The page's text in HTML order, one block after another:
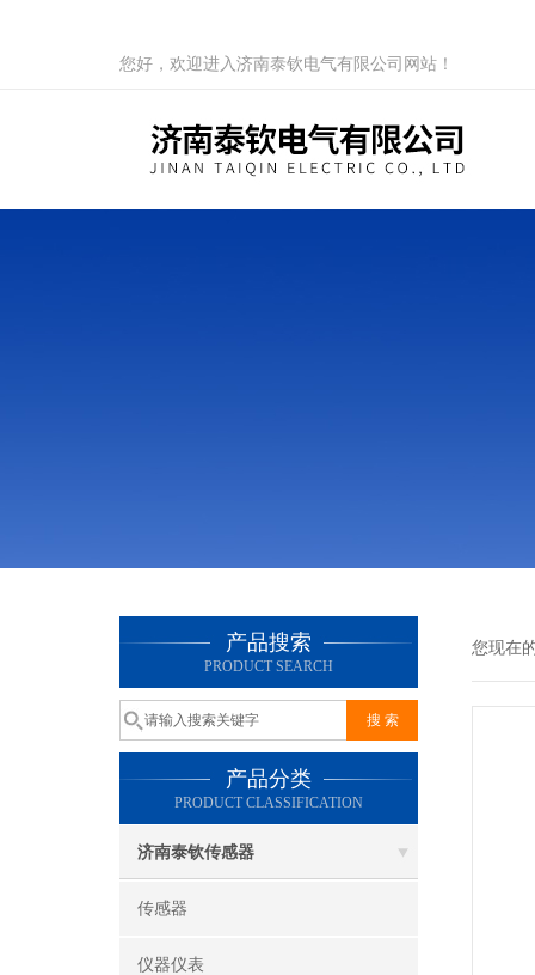
您好，欢迎进入济南泰钦电气有限公司网站！
产品搜索
PRODUCT SEARCH
产品分类
PRODUCT CLASSIFICATION
济南泰钦传感器
传感器
仪器仪表
您现在